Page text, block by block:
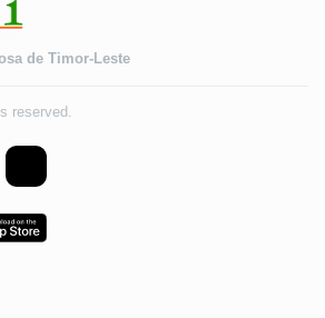
de Timor-Leste
reserved.